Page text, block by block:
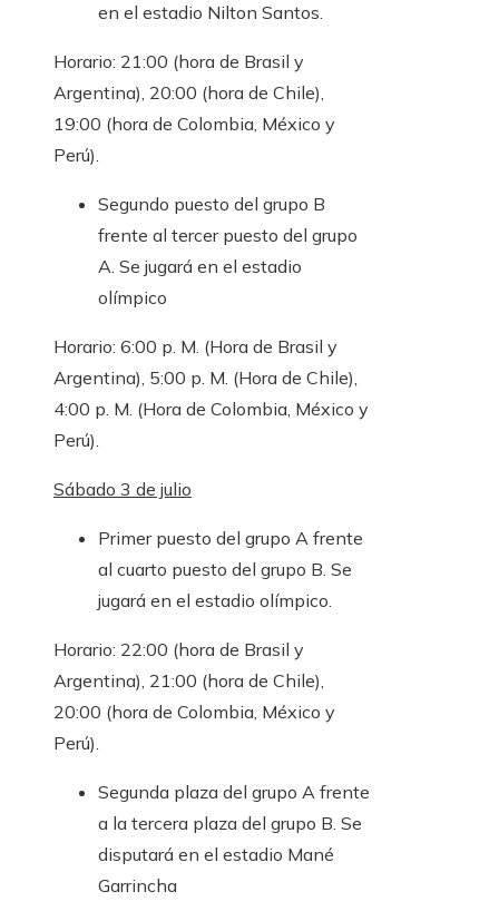
en el estadio Nilton Santos.
Horario: 21:00 (hora de Brasil y
Argentina), 20:00 (hora de Chile),
19:00 (hora de Colombia, México y
Perú).
Segundo puesto del grupo B
frente al tercer puesto del grupo
A. Se jugará en el estadio
olímpico
Horario: 6:00 p. M. (Hora de Brasil y
Argentina), 5:00 p. M. (Hora de Chile),
4:00 p. M. (Hora de Colombia, México y
Perú).
Sábado 3 de julio
Primer puesto del grupo A frente
al cuarto puesto del grupo B. Se
jugará en el estadio olímpico.
Horario: 22:00 (hora de Brasil y
Argentina), 21:00 (hora de Chile),
20:00 (hora de Colombia, México y
Perú).
Segunda plaza del grupo A frente
a la tercera plaza del grupo B. Se
disputará en el estadio Mané
Garrincha